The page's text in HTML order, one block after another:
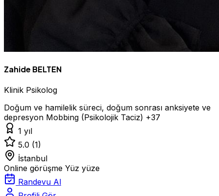
Zahide BELTEN
Klinik Psikolog
Doğum ve hamilelik süreci, doğum sonrası anksiyete ve
depresyon Mobbing (Psikolojik Taciz) +37
1 yıl
5.0 (1)
İstanbul
Online görüşme Yüz yüze
Randevu Al